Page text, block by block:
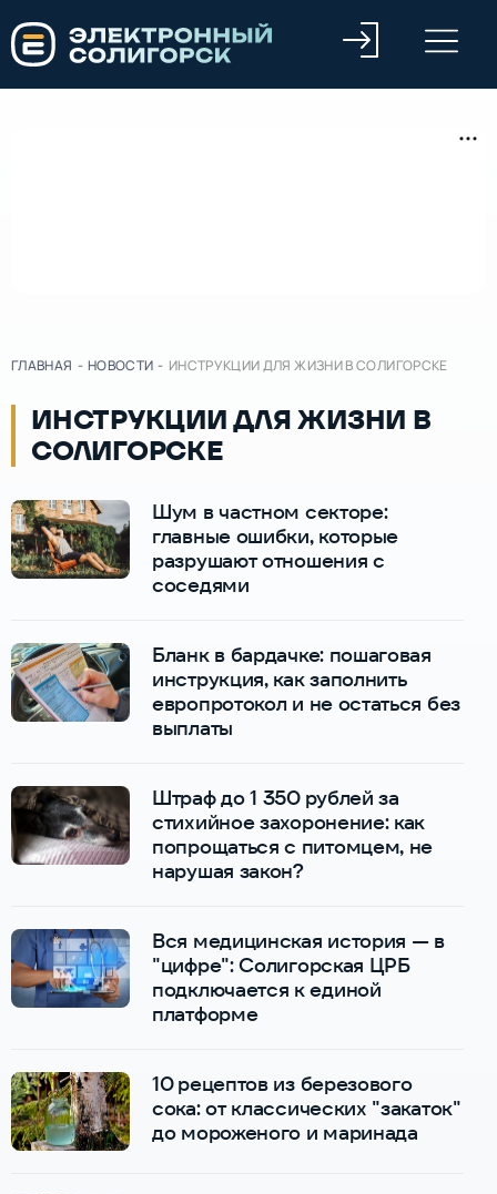
ГЛАВНАЯ - НОВОСТИ - ИНСТРУКЦИИ ДЛЯ ЖИЗНИ В СОЛИГОРСКЕ
ИНСТРУКЦИИ ДЛЯ ЖИЗНИ В
СОЛИГОРСКЕ
Шум в частном секторе:
главные ошибки, которые
разрушают отношения с
соседями
Бланк в бардачке: пошаговая
инструкция, как заполнить
европротокол и не остаться без
выплаты
Штраф до 1 350 рублей за
стихийное захоронение: как
попрощаться с питомцем, не
нарушая закон?
Вся медицинская история — в
"цифре": Солигорская ЦРБ
подключается к единой
платформе
10 рецептов из березового
сока: от классических "закаток"
до мороженого и маринада